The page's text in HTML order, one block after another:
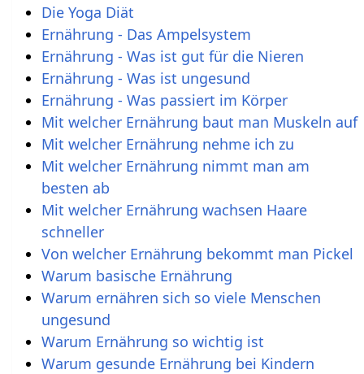
Die Yoga Diät
Ernährung - Das Ampelsystem
Ernährung - Was ist gut für die Nieren
Ernährung - Was ist ungesund
Ernährung - Was passiert im Körper
Mit welcher Ernährung baut man Muskeln auf
Mit welcher Ernährung nehme ich zu
Mit welcher Ernährung nimmt man am
besten ab
Mit welcher Ernährung wachsen Haare
schneller
Von welcher Ernährung bekommt man Pickel
Warum basische Ernährung
Warum ernähren sich so viele Menschen
ungesund
Warum Ernährung so wichtig ist
Warum gesunde Ernährung bei Kindern